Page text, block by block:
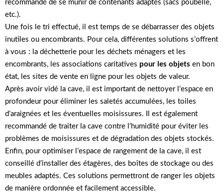
recommandé de se munir de contenants adaptés (sacs poubelle,
etc.).
Une fois le tri effectué, il est temps de se débarrasser des objets
inutiles ou encombrants. Pour cela, différentes solutions s’offrent
à vous : la déchetterie pour les déchets ménagers et les
encombrants, les associations caritatives pour les objets en bon
état, les sites de vente en ligne pour les objets de valeur.
Après avoir vidé la cave, il est important de nettoyer l’espace en
profondeur pour éliminer les saletés accumulées, les toiles
d’araignées et les éventuelles moisissures. Il est également
recommandé de traiter la cave contre l’humidité pour éviter les
problèmes de moisissures et de dégradation des objets stockés.
Enfin, pour optimiser l’espace de rangement de la cave, il est
conseillé d’installer des étagères, des boîtes de stockage ou des
meubles adaptés. Ces solutions permettront de ranger les objets
de manière ordonnée et facilement accessible.